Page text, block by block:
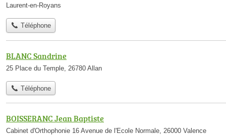
Laurent-en-Royans
Téléphone
BLANC Sandrine
25 Place du Temple, 26780 Allan
Téléphone
BOISSERANC Jean Baptiste
Cabinet d'Orthophonie 16 Avenue de l'Ecole Normale, 26000 Valence